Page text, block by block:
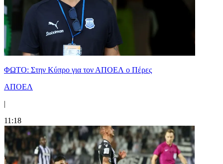
ΦΩΤΟ: Στην Κύπρο για τον ΑΠΟΕΛ ο Πέρες
ΑΠΟΕΛ
|
11:18